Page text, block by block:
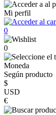
Mi perfil
0
0
Moneda
Según producto
$
USD
€